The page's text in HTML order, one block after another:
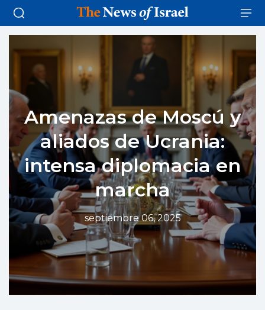
Amenazas de Moscú y
aliados de Ucrania:
intensa diplomacia en
marcha
septiembre 06, 2025